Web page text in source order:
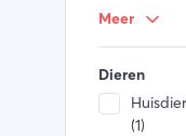
Meer
Dieren
(1)